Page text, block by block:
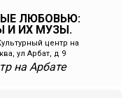
ЛЮБОВЬЮ:
И ИХ МУЗЫ.
центр на
ул Арбат, д 9
на Арбате